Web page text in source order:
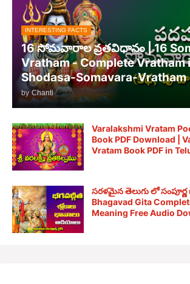
INTERESTING FACTS
16 సోమవారాల వ్రతవిధానం | 16
Vratham - Complete Vratham
Shodasa-Somavara-Vratham
by Chanti
Varalakshmi Vratam
Book PDF Download |
Vratam Book PDF in
సరళమైన తెలుగు లో సంపూర్ణ
Bhagavad Gita
Meaning Free Audio